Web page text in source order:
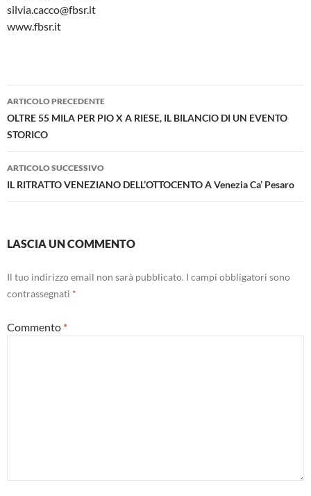
silvia.cacco@fbsr.it
www.fbsr.it
Navigazione
articolo
ARTICOLO PRECEDENTE
OLTRE 55 MILA PER PIO X A RIESE, IL BILANCIO DI UN EVENTO
STORICO
ARTICOLO SUCCESSIVO
IL RITRATTO VENEZIANO DELL’OTTOCENTO A Venezia Ca’ Pesaro
LASCIA UN COMMENTO
Il tuo indirizzo email non sarà pubblicato. I campi obbligatori sono
contrassegnati *
Commento *